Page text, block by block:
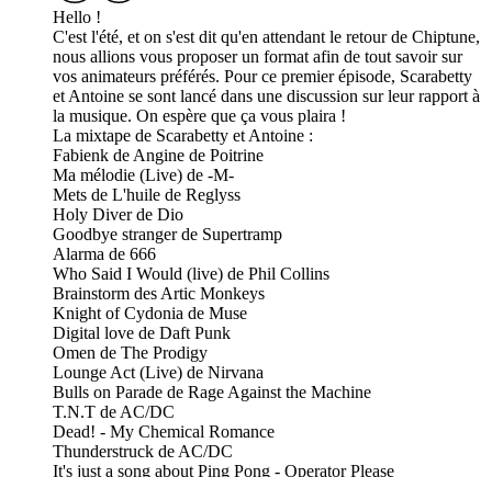
Hello !
C'est l'été, et on s'est dit qu'en attendant le retour de Chiptune,
nous allions vous proposer un format afin de tout savoir sur
vos animateurs préférés. Pour ce premier épisode, Scarabetty
et Antoine se sont lancé dans une discussion sur leur rapport à
la musique. On espère que ça vous plaira !
La mixtape de Scarabetty et Antoine :
Fabienk de Angine de Poitrine
Ma mélodie (Live) de -M-
Mets de L'huile de Reglyss
Holy Diver de Dio
Goodbye stranger de Supertramp
Alarma de 666
Who Said I Would (live) de Phil Collins
Brainstorm des Artic Monkeys
Knight of Cydonia de Muse
Digital love de Daft Punk
Omen de The Prodigy
Lounge Act (Live) de Nirvana
Bulls on Parade de Rage Against the Machine
T.N.T de AC/DC
Dead! - My Chemical Romance
Thunderstruck de AC/DC
It's just a song about Ping Pong - Operator Please